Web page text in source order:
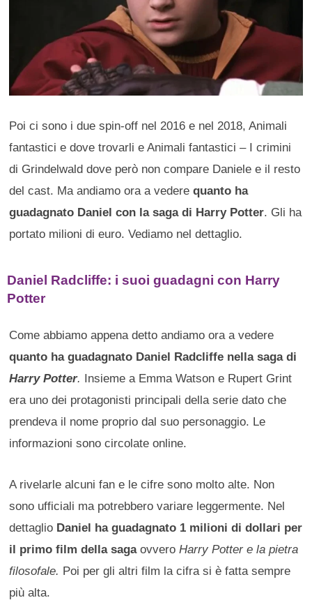
Poi ci sono i due spin-off nel 2016 e nel 2018, Animali
fantastici e dove trovarli e Animali fantastici – I crimini
di Grindelwald dove però non compare Daniele e il resto
del cast. Ma andiamo ora a vederequanto ha
guadagnato Daniel con la saga di Harry Potter. Gli ha
portato milioni di euro. Vediamo nel dettaglio.
Daniel Radcliffe: i suoi guadagni con Harry
Potter
Come abbiamo appena detto andiamo ora a vedere
quanto ha guadagnato Daniel Radcliffe nella saga di
Harry Potter. Insieme a Emma Watson e Rupert Grint
era uno dei protagonisti principali della serie dato che
prendeva il nome proprio dal suo personaggio. Le
informazioni sono circolate online.
A rivelarle alcuni fan e le cifre sono molto alte. Non
sono ufficiali ma potrebbero variare leggermente. Nel
dettaglio Daniel ha guadagnato 1 milioni di dollari per
il primo film della sagaovveroHarry Potter e la pietra
filosofale. Poi per gli altri film la cifra si è fatta sempre
più alta.